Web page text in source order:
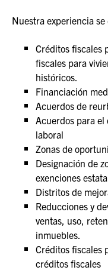
Nuestra experiencia se
Créditos fiscales
fiscales para
históricos.
Financiación
Acuerdos de
Acuerdos para
laboral
Zonas de
Designación de
exenciones
Distritos de
Reducciones y
ventas, uso,
inmuebles.
Créditos fiscales
créditos fiscales